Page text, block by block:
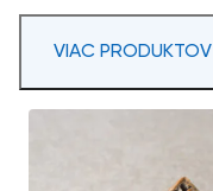
VIAC PRODUKTOV